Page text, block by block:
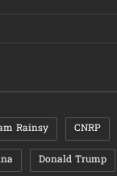
លង់ស្នេហ៍
Rainsy CNRP
Donald Trump